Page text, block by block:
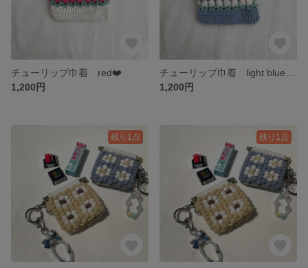
チューリップ巾着 red❤️
1,200円
1,200円
残り1点 残り1点